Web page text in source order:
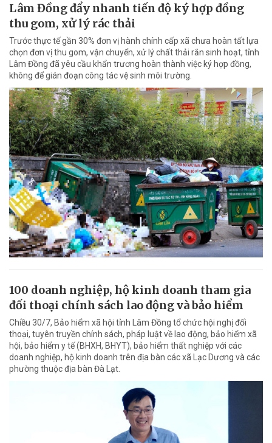
Lâm Đồng đẩy nhanh tiến độ ký hợp đồng
thu gom, xử lý rác thải
Trước thực tế gần 30% đơn vị hành chính cấp xã chưa hoàn tất lựa
chọn đơn vị thu gom, vận chuyển, xử lý chất thải rắn sinh hoạt, tỉnh
Lâm Đồng đã yêu cầu khẩn trương hoàn thành việc ký hợp đồng,
không để gián đoạn công tác vệ sinh môi trường.
100 doanh nghiệp, hộ kinh doanh tham gia
đối thoại chính sách lao động và bảo hiểm
Chiều 30/7, Bảo hiểm xã hội tỉnh Lâm Đồng tổ chức hội nghị đối
thoại, tuyên truyền chính sách, pháp luật về lao động, bảo hiểm xã
hội, bảo hiểm y tế (BHXH, BHYT), bảo hiểm thất nghiệp với các
doanh nghiệp, hộ kinh doanh trên địa bàn các xã Lạc Dương và các
phường thuộc địa bàn Đà Lạt.